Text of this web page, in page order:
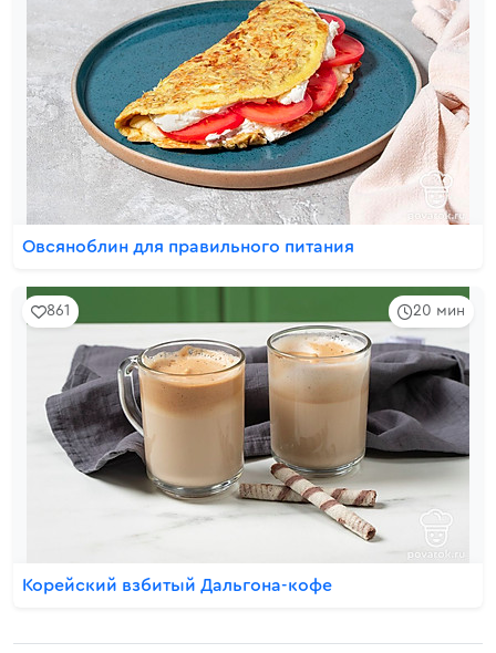
Овсяноблин для правильного питания
20 мин
861
Корейский взбитый Дальгона-кофе